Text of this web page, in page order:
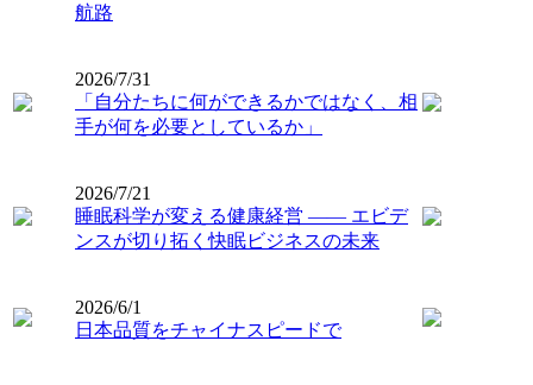
航路
2026/7/31
「自分たちに何ができるかではなく、相
手が何を必要としているか」
2026/7/21
睡眠科学が変える健康経営 ―― エビデ
ンスが切り拓く快眠ビジネスの未来
2026/6/1
日本品質をチャイナスピードで